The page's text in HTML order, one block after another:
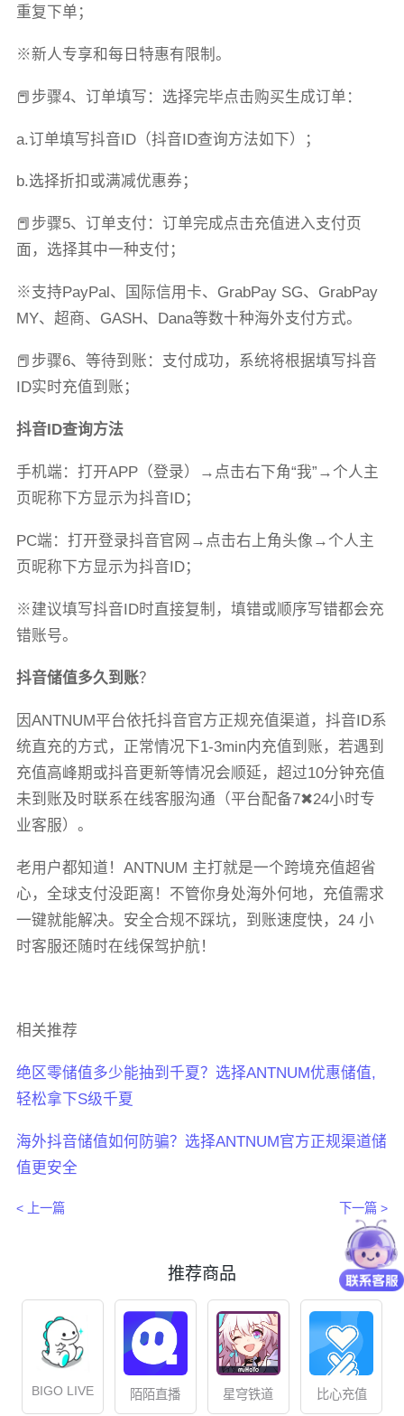
重复下单；
※新人专享和每日特惠有限制。
📕步骤4、订单填写：选择完毕点击购买生成订单：
a.订单填写抖音ID（抖音ID查询方法如下）；
b.选择折扣或满减优惠券；
📕步骤5、订单支付：订单完成点击充值进入支付页
面，选择其中一种支付；
※支持PayPal、国际信用卡、GrabPay SG、GrabPay
MY、超商、GASH、Dana等数十种海外支付方式。
📕步骤6、等待到账：支付成功，系统将根据填写抖音
ID实时充值到账；
抖音ID查询方法
手机端：打开APP（登录）→点击右下角“我”→个人主
页昵称下方显示为抖音ID；
PC端：打开登录抖音官网→点击右上角头像→个人主
页昵称下方显示为抖音ID；
※建议填写抖音ID时直接复制，填错或顺序写错都会充
错账号。
抖音储值多久到账？
因ANTNUM平台依托抖音官方正规充值渠道，抖音ID系
统直充的方式，正常情况下1-3min内充值到账，若遇到
充值高峰期或抖音更新等情况会顺延，超过10分钟充值
未到账及时联系在线客服沟通（平台配备7✖24小时专
业客服）。
老用户都知道！ANTNUM 主打就是一个跨境充值超省
心，全球支付没距离！不管你身处海外何地，充值需求
一键就能解决。安全合规不踩坑，到账速度快，24 小
时客服还随时在线保驾护航！
相关推荐
绝区零储值多少能抽到千夏？选择ANTNUM优惠储值,
轻松拿下S级千夏
海外抖音储值如何防骗？选择ANTNUM官方正规渠道储
值更安全
< 上一篇 下一篇 >
推荐商品
BIGO LIVE 陌陌直播 星穹铁道 比心充值